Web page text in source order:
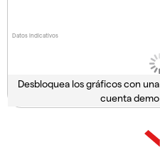
Datos indicativos
Desbloquea los gráficos con una
cuenta demo